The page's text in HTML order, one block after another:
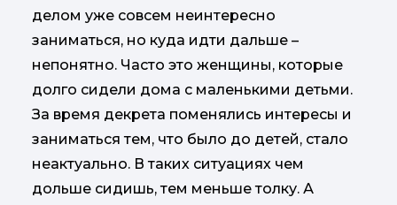
делом уже совсем неинтересно
заниматься, но куда идти дальше –
непонятно. Часто это женщины, которые
долго сидели дома с маленькими детьми.
За время декрета поменялись интересы и
заниматься тем, что было до детей, стало
неактуально. В таких ситуациях чем
дольше сидишь, тем меньше толку. А